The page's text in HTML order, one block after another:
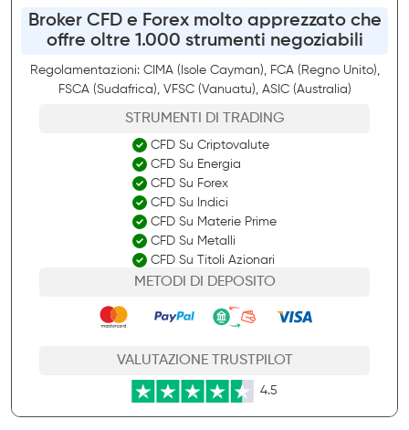
Broker CFD e Forex molto apprezzato che
offre oltre 1.000 strumenti negoziabili
Regolamentazioni: CIMA (Isole Cayman), FCA (Regno Unito),
FSCA (Sudafrica), VFSC (Vanuatu), ASIC (Australia)
STRUMENTI DI TRADING
CFD Su Criptovalute
CFD Su Energia
CFD Su Forex
CFD Su Indici
CFD Su Materie Prime
CFD Su Metalli
CFD Su Titoli Azionari
METODI DI DEPOSITO
VALUTAZIONE TRUSTPILOT
4.5